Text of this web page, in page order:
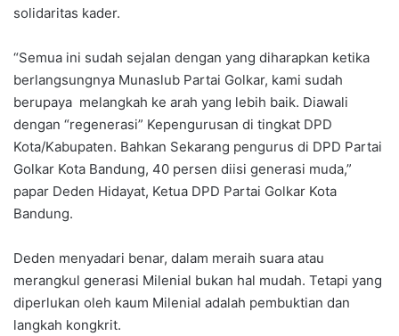
solidaritas kader.
“Semua ini sudah sejalan dengan yang diharapkan ketika
berlangsungnya Munaslub Partai Golkar, kami sudah
berupaya melangkah ke arah yang lebih baik. Diawali
dengan “regenerasi” Kepengurusan di tingkat DPD
Kota/Kabupaten. Bahkan Sekarang pengurus di DPD Partai
Golkar Kota Bandung, 40 persen diisi generasi muda,”
papar Deden Hidayat, Ketua DPD Partai Golkar Kota
Bandung.
Deden menyadari benar, dalam meraih suara atau
merangkul generasi Milenial bukan hal mudah. Tetapi yang
diperlukan oleh kaum Milenial adalah pembuktian dan
langkah kongkrit.